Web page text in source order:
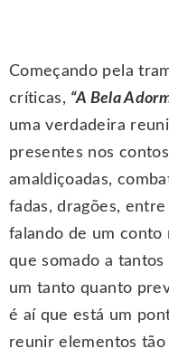
Começando pela
críticas, “A Bela
uma verdadeira
presentes nos
amaldiçoadas,
fadas, dragões,
falando de um conto
que somado a
um tanto quanto
é aí que está um
reunir elementos